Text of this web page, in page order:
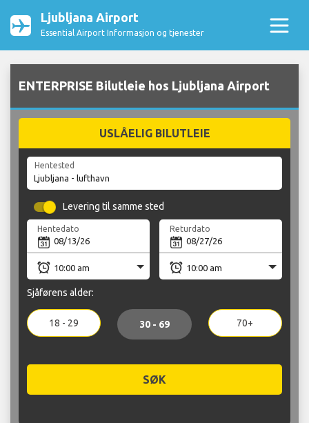
Ljubljana Airport
Essential Airport Informasjon og tjenester
ENTERPRISE Bilutleie hos Ljubljana Airport
USLÅELIG BILUTLEIE
Hentested
Levering til samme sted
Hentedato Returdato
Sjåførens alder:
18 - 29 30 - 69 70+
SØK